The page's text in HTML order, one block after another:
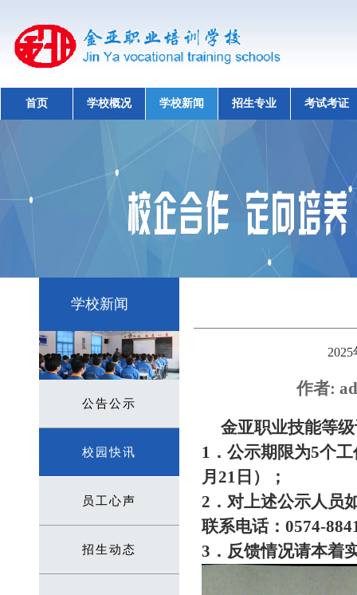
首页 学校概况 学校新闻 招生专业 考试考证
学校新闻
公告公示
校园快讯
员工心声
招生动态
作者:
金亚职业技能等
1．公示期限为5个
月21日）；
2．对上述公示人员
联系电话：0574-
3．反馈情况请本着